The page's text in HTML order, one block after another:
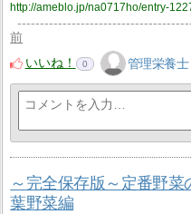
http://ameblo.jp/na0717ho/entry-
前
いいね！
0 管理栄養
～完全保存版～定番野
葉野菜編